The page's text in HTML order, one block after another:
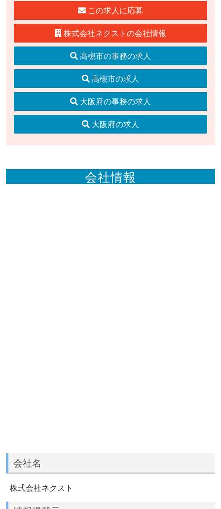
この求人に応募
株式会社ネクストの会社情報
高槻市の事務の求人
高槻市の求人
大阪府の事務の求人
大阪府の求人
会社情報
会社名
株式会社ネクスト